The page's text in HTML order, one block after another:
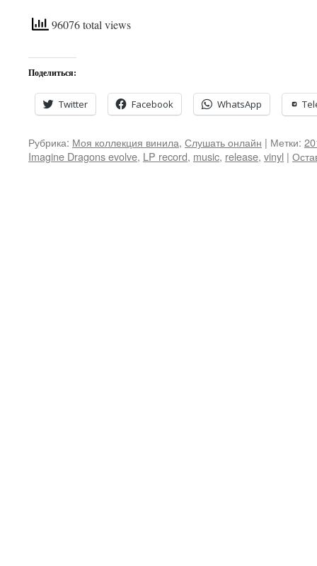
96076 total views
Поделиться:
Twitter Facebook WhatsApp
Рубрика: Моя коллекция винила, Слушать онлайн | Метки:
Imagine Dragons evolve, LP record, music, release, vinyl |